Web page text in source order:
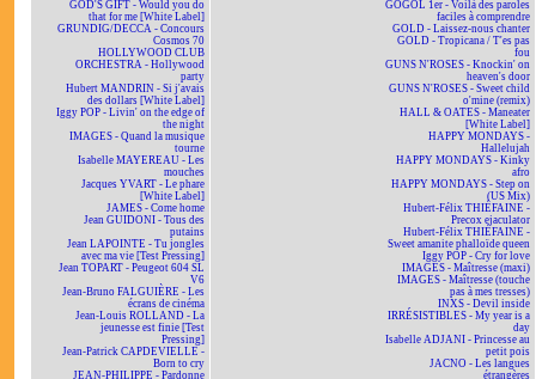
GOD'S GIFT - Would you do
that for me [White Label]
GRUNDIG/DECCA - Concours
Cosmos 70
HOLLYWOOD CLUB
ORCHESTRA - Hollywood
party
Hubert MANDRIN - Si j'avais
des dollars [White Label]
Iggy POP - Livin' on the edge of
the night
IMAGES - Quand la musique
tourne
Isabelle MAYEREAU - Les
mouches
Jacques YVART - Le phare
[White Label]
JAMES - Come home
Jean GUIDONI - Tous des
putains
Jean LAPOINTE - Tu jongles
avec ma vie [Test Pressing]
Jean TOPART - Peugeot 604 SL
V6
Jean-Bruno FALGUIÈRE - Les
écrans de cinéma
Jean-Louis ROLLAND - La
jeunesse est finie [Test
Pressing]
Jean-Patrick CAPDEVIELLE -
Born to cry
JEAN-PHILIPPE - Pardonne
GOGOL 1er - Voilà des paroles
faciles à comprendre
GOLD - Laissez-nous chanter
GOLD - Tropicana / T'es pas
fou
GUNS N'ROSES - Knockin' on
heaven's door
GUNS N'ROSES - Sweet child
o'mine (remix)
HALL & OATES - Maneater
[White Label]
HAPPY MONDAYS -
Hallelujah
HAPPY MONDAYS - Kinky
afro
HAPPY MONDAYS - Step on
(US Mix)
Hubert-Félix THIÉFAINE -
Precox ejaculator
Hubert-Félix THIÉFAINE -
Sweet amanite phalloïde queen
Iggy POP - Cry for love
IMAGES - Maîtresse (maxi)
IMAGES - Maîtresse (touche
pas à mes tresses)
INXS - Devil inside
IRRÉSISTIBLES - My year is a
day
Isabelle ADJANI - Princesse au
petit pois
JACNO - Les langues
étrangères